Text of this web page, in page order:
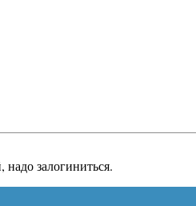
залогиниться.